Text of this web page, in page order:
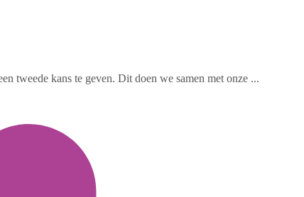
tweede kans te geven. Dit doen we samen met onze ...